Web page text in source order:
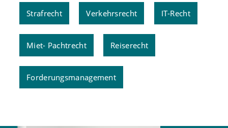
Strafrecht Verkehrsrecht IT-Recht
Miet- Pachtrecht Reiserecht
Forderungsmanagement